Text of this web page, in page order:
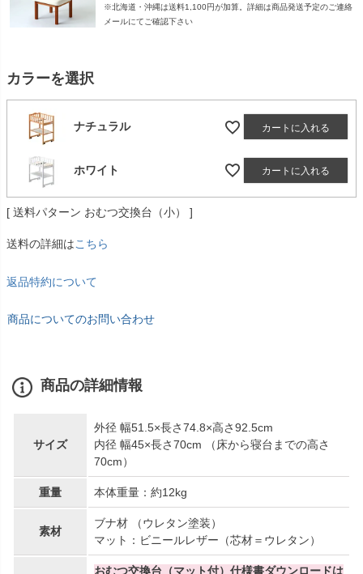
※北海道・沖縄は送料1,100円が加算。詳細は商品発送予定のご連絡
メールにてご確認下さい
カラーを選択
ナチュラル カートに入れる
ホワイト カートに入れる
送料パターン おむつ交換台（小）
送料の詳細はこちら
返品特約について
商品についてのお問い合わせ
商品の詳細情報
サイズ
外径 幅51.5×長さ74.8×高さ92.5cm
内径 幅45×長さ70cm （床から寝台までの高さ
70cm）
重量 本体重量：約12kg
素材
ブナ材 （ウレタン塗装）
マット：ビニールレザー（芯材＝ウレタン）
おむつ交換台（マット付）仕様書ダウンロードは